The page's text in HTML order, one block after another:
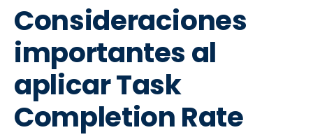
Consideraciones
importantes al
aplicar Task
Completion Rate